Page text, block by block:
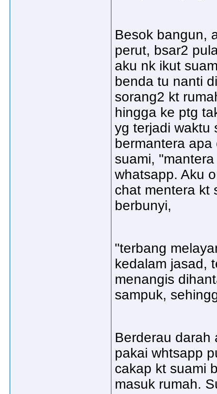
Besok bangun,
perut, bsar2
aku nk ikut
benda tu nanti
sorang2 kt
hingga ke ptg
yg terjadi waktu
bermantera
suami,
whatsapp. Aku
chat mentera kt
berbunyi,
"terbang
kedalam jasad,
menangis
sampuk,
Berderau darah
pakai whtsapp
cakap kt suami
masuk rumah.